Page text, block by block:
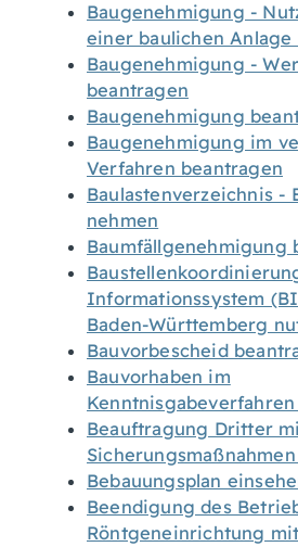
Baugenehmigung -
einer baulichen Anlage
Baugenehmigung -
beantragen
Baugenehmigung
Baugenehmigung im
Verfahren beantragen
Baulastenverzeichnis -
nehmen
Baumfällgenehmigung
Informationssystem
Baden-Württemberg
Bauvorbescheid
Bauvorhaben im
Beauftragung Dritter
Bebauungsplan
Beendigung des
Röntgeneinrichtung